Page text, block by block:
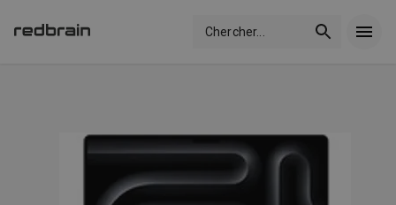
Chercher...